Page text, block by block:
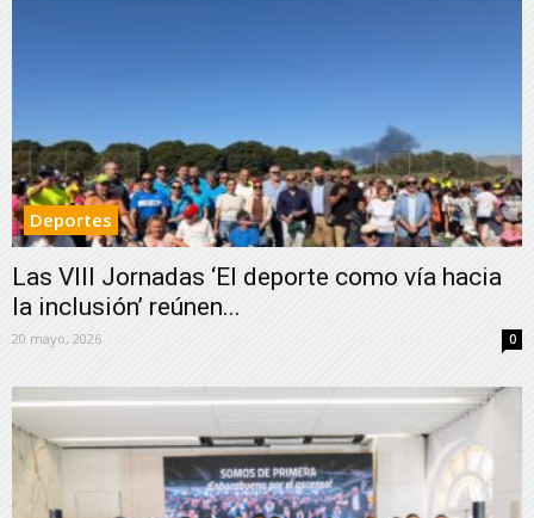
Deportes
Las VIII Jornadas ‘El deporte como vía hacia
la inclusión’ reúnen...
20 mayo, 2026 0